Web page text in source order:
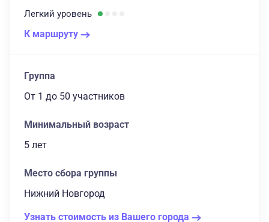
Легкий уровень
К маршруту
Группа
От 1 до 50 участников
Минимальный возраст
5 лет
Место сбора группы
Нижний Новгород
Узнать стоимость из Вашего города